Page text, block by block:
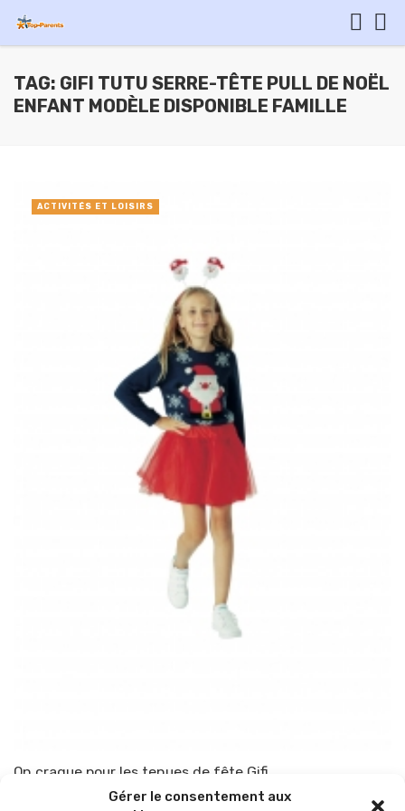
Gérer le consentement aux
TAG: GIFI TUTU SERRE-TÊTE PULL DE NOËL
ENFANT MODÈLE DISPONIBLE FAMILLE
On craque pour les tenues de fête Gifi
TOP-PARENTS 20 décembre 2022
ACTIVITÉS ET LOISIRS